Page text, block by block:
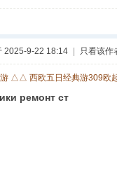
2025-9-22 18:14 只看该作
△△ 西欧五日经典游309欧
ремонт ст